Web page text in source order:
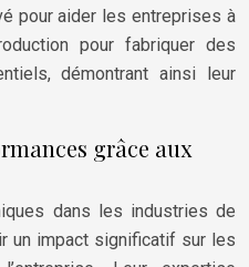
pour aider les entreprises à
pour fabriquer des
démontrant ainsi leur
grâce aux
dans les industries de
un impact significatif sur les